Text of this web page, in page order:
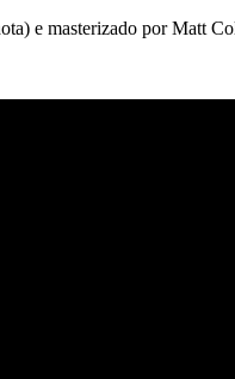
e masterizado por Matt